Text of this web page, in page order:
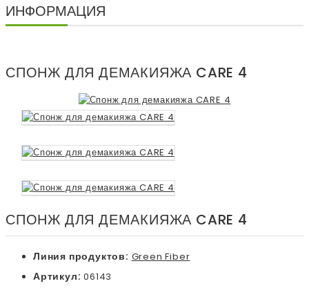
ИНФОРМАЦИЯ
СПОНЖ ДЛЯ ДЕМАКИЯЖА CARE 4
СПОНЖ ДЛЯ ДЕМАКИЯЖА CARE 4
Линия продуктов: Green Fiber
Артикул: 06143